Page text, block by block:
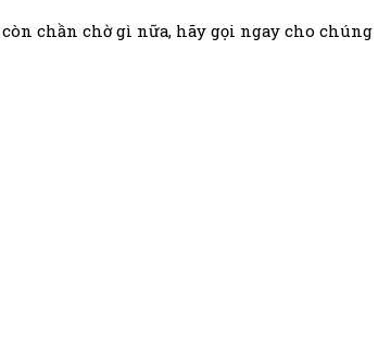
chần chờ gì nữa, hãy gọi ngay cho chúng